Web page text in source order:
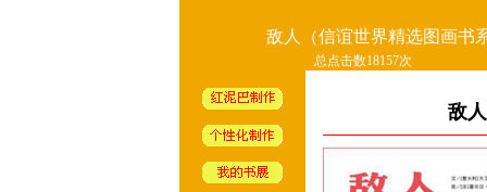
敌人（信谊世界精选图画书
总点击数18157次
敌